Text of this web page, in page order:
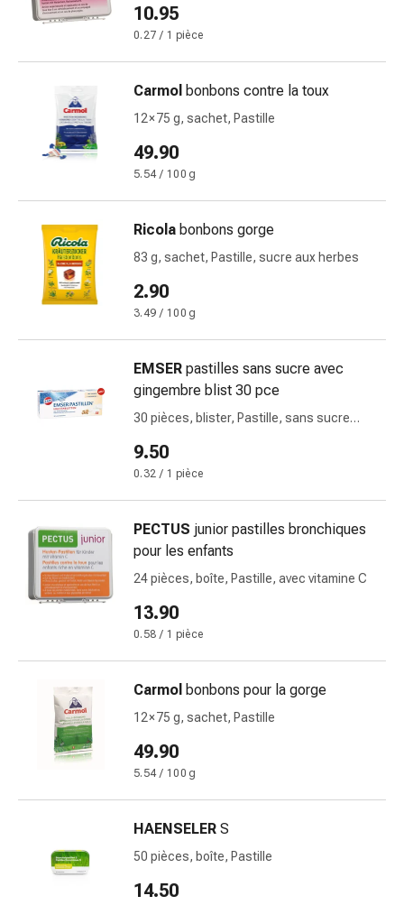
fixation
Gazes
compression
Pansements
Bandes
tapes
accessoires
tubulaires
filets
Matériel
pansement
Brûlures
coups
Kits
changement
de
pansements
Pansements
adhésifs
Traitement
plaies
Sprays
pour
Bandes
10.95
0.27 / 1 pièce
Carmol bonbons contre la toux
12 × 75 g, sachet, Pastille
49.90
5.54 / 100 g
Ricola bonbons gorge
83 g, sachet, Pastille, sucre aux herbes
2.90
3.49 / 100 g
EMSER pastilles sans sucre avec
gingembre blist 30 pce
30 pièces, blister, Pastille, sans sucre
9.50
0.32 / 1 pièce
PECTUS junior pastilles bronchiques
pour les enfants
24 pièces, boîte, Pastille, avec vitamine C
13.90
0.58 / 1 pièce
Carmol bonbons pour la gorge
12 × 75 g, sachet, Pastille
49.90
5.54 / 100 g
HAENSELER S
50 pièces, boîte, Pastille
14.50